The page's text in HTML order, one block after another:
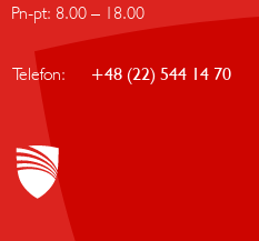
Pn-pt: 8.00 – 18.00
Telefon: +48 (22) 544 14 70